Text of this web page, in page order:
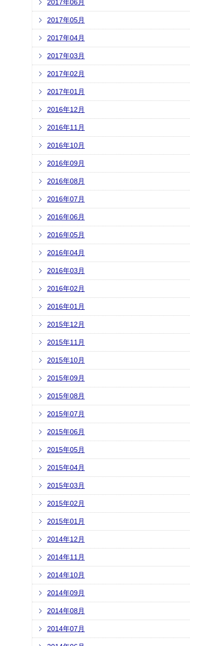
2017年06月
2017年05月
2017年04月
2017年03月
2017年02月
2017年01月
2016年12月
2016年11月
2016年10月
2016年09月
2016年08月
2016年07月
2016年06月
2016年05月
2016年04月
2016年03月
2016年02月
2016年01月
2015年12月
2015年11月
2015年10月
2015年09月
2015年08月
2015年07月
2015年06月
2015年05月
2015年04月
2015年03月
2015年02月
2015年01月
2014年12月
2014年11月
2014年10月
2014年09月
2014年08月
2014年07月